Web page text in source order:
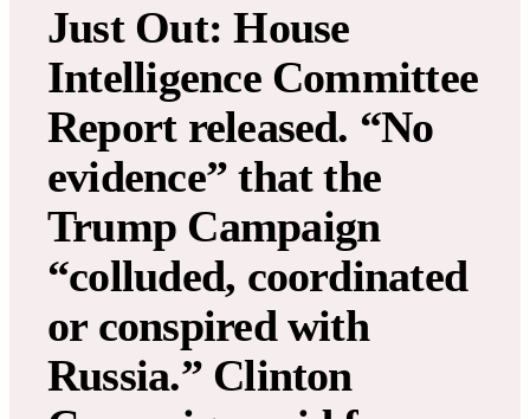
Just Out: House
Intelligence Committee
Report released. “No
evidence” that the
Trump Campaign
“colluded, coordinated
or conspired with
Russia.” Clinton